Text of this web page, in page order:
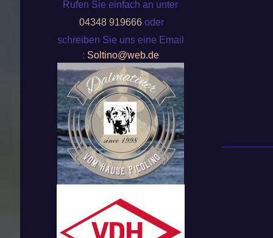
Rufen Sie einfach an unter
04348 919666 oder
schreiben Sie uns eine Email
: Soltino@web.de